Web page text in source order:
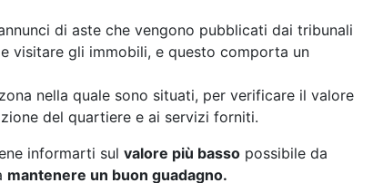
di aste che vengono pubblicati dai tribunali
visitare gli immobili, e questo comporta un
nella quale sono situati, per verificare il valore
del quartiere e ai servizi forniti.
informarti sul valore più basso possibile da
mantenere un buon guadagno.